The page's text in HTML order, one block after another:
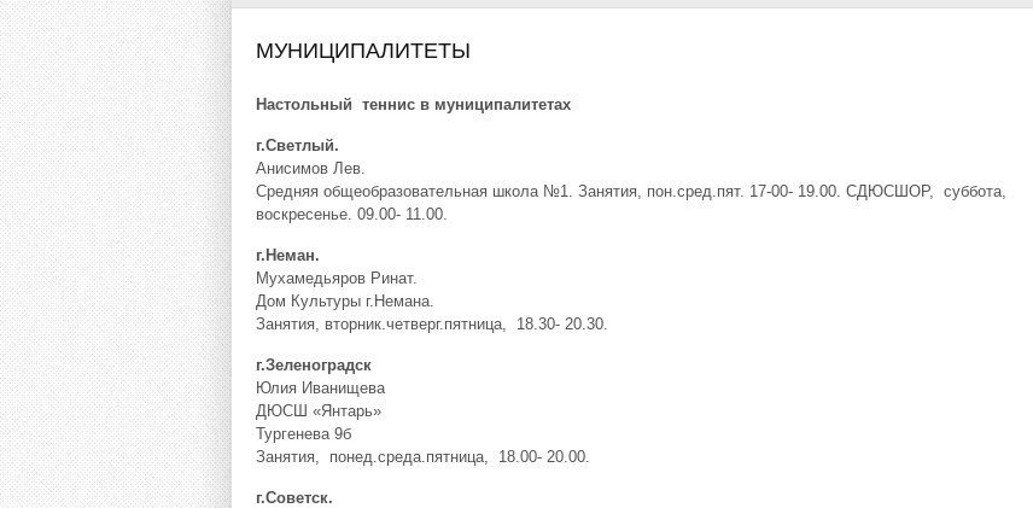
МУНИЦИПАЛИТЕТЫ
Настольный теннис в муниципалитетах
г.Светлый.
Анисимов Лев.
Средняя общеобразовательная школа №1. Занятия, пон.сред.пят. 17-00- 19.00. СДЮСШОР, суббота,
воскресенье. 09.00- 11.00.
г.Неман.
Мухамедьяров Ринат.
Дом Культуры г.Немана.
Занятия, вторник.четверг.пятница, 18.30- 20.30.
г.Зеленоградск
Юлия Иванищева
ДЮСШ «Янтарь»
Тургенева 9б
Занятия, понед.среда.пятница, 18.00- 20.00.
г.Советск.